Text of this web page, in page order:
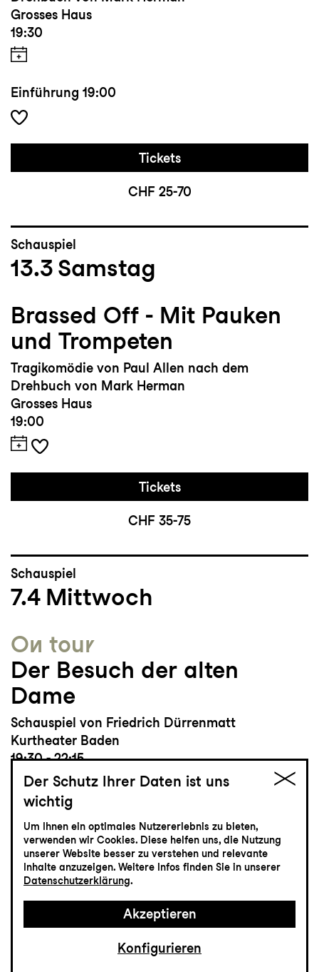
Grosses Haus
19:30
Einführung 19:00
Tickets
CHF 25-70
Schauspiel
13.3 Samstag
Brassed Off - Mit Pauken
und Trompeten
Tragikomödie von Paul Allen nach dem
Drehbuch von Mark Herman
Grosses Haus
19:00
Tickets
CHF 35-75
Schauspiel
7.4 Mittwoch
On tour
Der Besuch der alten
Dame
Schauspiel von Friedrich Dürrenmatt
Kurtheater Baden
19:30 - 22:15
Schauspiel
8.4Donnerstag
Zum letzten Mal
Brassed Off - Mit Pauken
Der Schutz Ihrer Daten ist uns
wichtig
Um Ihnen ein optimales Nutzererlebnis zu bieten,
verwenden wir Cookies. Diese helfen uns, die Nutzung
unserer Website besser zu verstehen und relevante
Inhalte anzuzeigen. Weitere Infos finden Sie in unserer
Datenschutzerklärung.
Akzeptieren
Konfigurieren